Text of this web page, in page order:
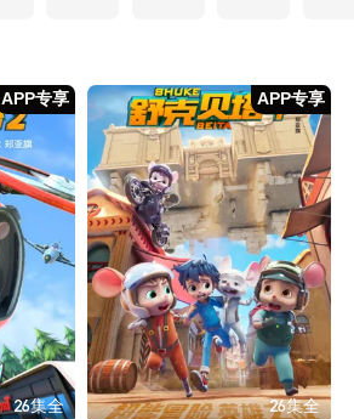
APP专享
26集全
APP专享
26集全